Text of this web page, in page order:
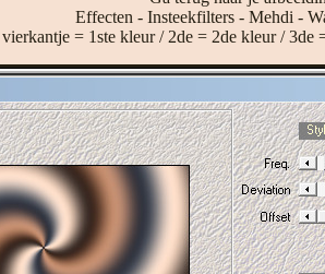
Effecten - Insteekfilters - Mehdi -
vierkantje = 1ste kleur / 2de = 2de kleur / 3de